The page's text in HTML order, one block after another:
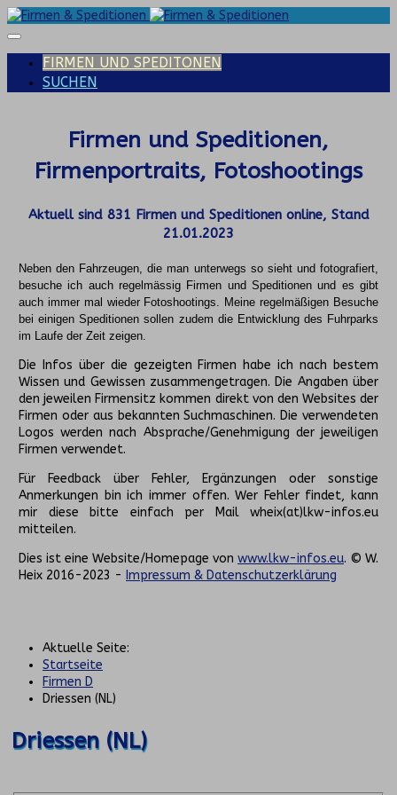
FIRMEN UND SPEDITONEN
SUCHEN
Firmen und Speditionen,
Firmenportraits, Fotoshootings
Aktuell sind 831 Firmen und Speditionen online, Stand
21.01.2023
Neben den Fahrzeugen, die man unterwegs so sieht und fotografiert,
besuche ich auch regelmässig Firmen und Speditionen und es gibt
auch immer mal wieder Fotoshootings. Meine regelmäßigen Besuche
bei einigen Speditionen sollen zudem die Entwicklung des Fuhrparks
im Laufe der Zeit zeigen.
Die Infos über die gezeigten Firmen habe ich nach bestem
Wissen und Gewissen zusammengetragen. Die Angaben über
den jeweilen Firmensitz kommen direkt von den Websites der
Firmen oder aus bekannten Suchmaschinen. Die verwendeten
Logos werden nach Absprache/Genehmigung der jeweiligen
Firmen verwendet.
Für Feedback über Fehler, Ergänzungen oder sonstige
Anmerkungen bin ich immer offen. Wer Fehler findet, kann
mir diese bitte einfach per Mail wheix(at)lkw-infos.eu
mitteilen.
Dies ist eine Website/Homepage von www.lkw-infos.eu. © W.
Heix 2016-2023 - Impressum & Datenschutzerklärung
Aktuelle Seite:
Startseite
Firmen D
Driessen (NL)
Driessen (NL)